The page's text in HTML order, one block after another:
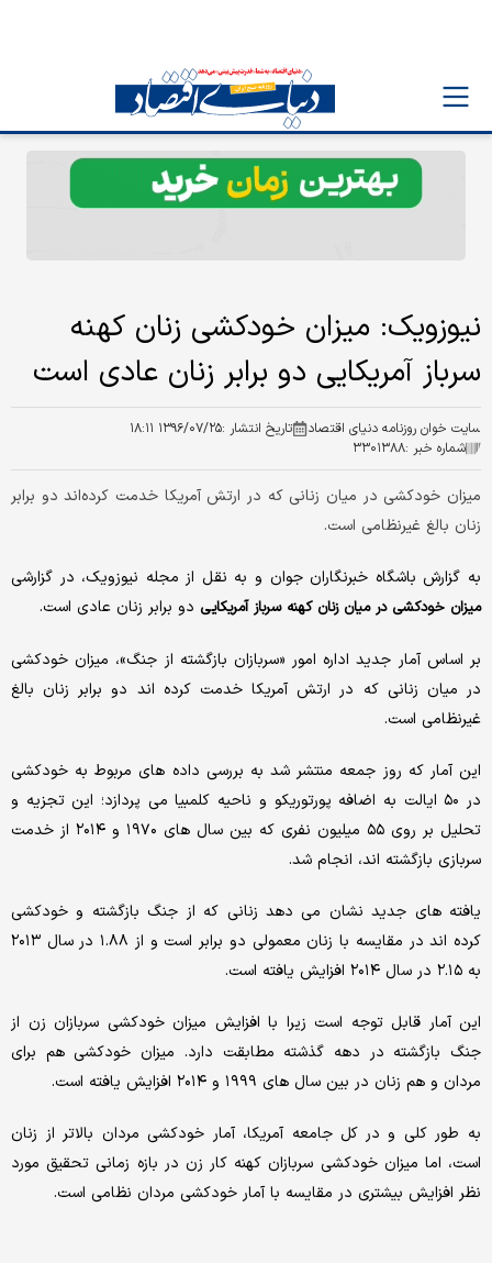
نیوزویک: میزان خودکشی زنان کهنه
سرباز آمریکایی دو برابر زنان عادی است
سایت خوان روزنامه دنیای اقتصاد تاریخ انتشار :۱۳۹۶/۰۷/۲۵ ۱۸:۱۱
شماره خبر :۳۳۰۱۳۸۸
میزان خودکشی در میان زنانی که در ارتش آمریکا خدمت کرده‌اند دو برابر
زنان بالغ غیرنظامی است.
به گزارش باشگاه خبرنگاران جوان و به نقل از مجله نیوزویک، در گزارشی
میزان خودکشی در میان زنان کهنه سرباز آمریکایی دو برابر زنان عادی است.
بر اساس آمار جدید اداره امور «سربازان بازگشته از جنگ»، میزان خودکشی
در میان زنانی که در ارتش آمریکا خدمت کرده اند دو برابر زنان بالغ
غیرنظامی است.
این آمار که روز جمعه منتشر شد به بررسی داده های مربوط به خودکشی
در ۵۰ ایالت به اضافه پورتوریکو و ناحیه کلمبیا می پردازد؛ این تجزیه و
تحلیل بر روی ۵۵ میلیون نفری که بین سال های ۱۹۷۰ و ۲۰۱۴ از خدمت
سربازی بازگشته اند، انجام شد.
یافته های جدید نشان می دهد زنانی که از جنگ بازگشته و خودکشی
کرده اند در مقایسه با زنان معمولی دو برابر است و از ۱.۸۸ در سال ۲۰۱۳
به ۲.۱۵ در سال ۲۰۱۴ افزایش یافته است.
این آمار قابل توجه است زیرا با افزایش میزان خودکشی سربازان زن از
جنگ بازگشته در دهه گذشته مطابقت دارد. میزان خودکشی هم برای
مردان و هم زنان در بین سال های ۱۹۹۹ و ۲۰۱۴ افزایش یافته است.
به طور کلی و در کل جامعه آمریکا، آمار خودکشی مردان بالاتر از زنان
است، اما میزان خودکشی سربازان کهنه کار زن در بازه زمانی تحقیق مورد
نظر افزایش بیشتری در مقایسه با آمار خودکشی مردان نظامی است.